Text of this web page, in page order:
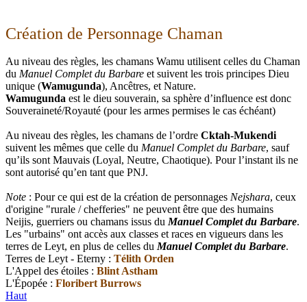
Création de Personnage Chaman
Au niveau des règles, les chamans Wamu utilisent celles du Chaman
du Manuel Complet du Barbare et suivent les trois principes Dieu
unique (Wamugunda), Ancêtres, et Nature.
Wamugunda est le dieu souverain, sa sphère d’influence est donc
Souveraineté/Royauté (pour les armes permises le cas échéant)
Au niveau des règles, les chamans de l’ordre Cktah-Mukendi
suivent les mêmes que celle du Manuel Complet du Barbare, sauf
qu’ils sont Mauvais (Loyal, Neutre, Chaotique). Pour l’instant ils ne
sont autorisé qu’en tant que PNJ.
Note : Pour ce qui est de la création de personnages Nejshara, ceux
d'origine "rurale / chefferies" ne peuvent être que des humains
Neijis, guerriers ou chamans issus du Manuel Complet du Barbare.
Les "urbains" ont accès aux classes et races en vigueurs dans les
terres de Leyt, en plus de celles du Manuel Complet du Barbare.
Terres de Leyt - Eterny : Télith Orden
L'Appel des étoiles : Blint Astham
L'Épopée : Floribert Burrows
Haut